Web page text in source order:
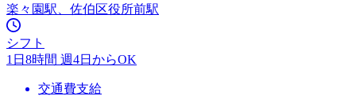
楽々園駅、佐伯区役所前駅
シフト
1日8時間 週4日からOK
交通費支給